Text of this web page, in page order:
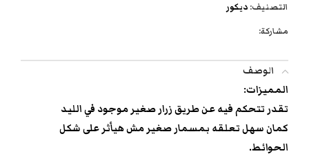
التصنيف: ديكور
مشاركة:
الوصف
المميزات:
تقدر تتحكم فيه عن طريق زرار صغير موجود في الليد
كمان سهل تعلقه بمسمار صغير مش هيأثر على شكل
الحوائط.